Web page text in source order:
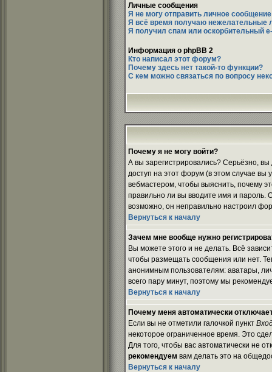
Личные сообщения
Я не могу отправить личное
Я всё время получаю нежелательные
Я получил спам или оскорбительный
Информация о phpBB 2
Кто написал этот форум?
Почему здесь нет такой-то функции?
С кем можно связаться по вопросу
Почему я не могу войти?
А вы зарегистрировались? Серьёзно,
доступ на этот форум (в этом случае вы
вебмастером, чтобы выяснить, почему
правильно ли вы вводите имя и пароль.
возможно, он неправильно настроил
Вернуться к началу
Зачем мне вообще нужно
Вы можете этого и не делать. Всё
чтобы размещать сообщения или нет.
анонимным пользователям: аватары,
всего пару минут, поэтому мы
Вернуться к началу
Почему меня автоматически
Если вы не отметили галочкой пункт
некоторое ограниченное время. Это
Для того, чтобы вас автоматически не
рекомендуем вам делать это на
Вернуться к началу